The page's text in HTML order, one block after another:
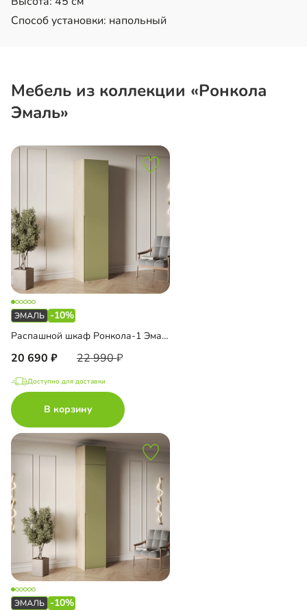
Способ установки: напольный
Мебель из коллекции «Ронкола
Эмаль»
-10%
Распашной шкаф Ронкола-1 Эмаль
20 690 22 990
Доступно для доставки
В корзину
-10%